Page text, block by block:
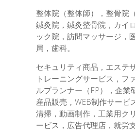
整体院（整体師），整骨院
鍼灸院，鍼灸整骨院，カイ
ック院，訪問マッサージ，
局，歯科。
セキュリティ商品，エステ
トレーニングサービス，フ
ルプランナー（FP），企業
産品販売，WEB制作サービ
清掃，動画制作，工業用ク
ービス，広告代理店，就労